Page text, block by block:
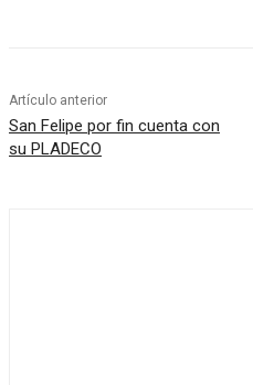
Artículo anterior
San Felipe por fin cuenta con
su PLADECO